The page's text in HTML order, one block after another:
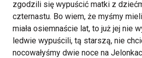
zgodzili się wypuścić matki z
czternastu. Bo wiem, że myśmy
miała osiemnaście lat, to już jej nie
ledwie wypuścili, tą starszą, nie
nocowałyśmy dwie noce na